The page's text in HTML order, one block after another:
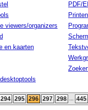
viewers/organizers
en kaarten
PDF/
Printen
294 295 296 297 298 ... 445